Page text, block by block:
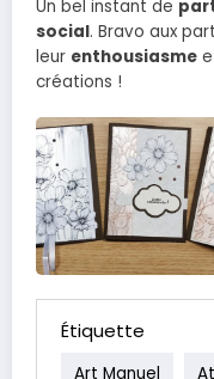
Un bel instant de
social. Bravo aux
leur enthousiasme
créations !
Étiquette
Art Manuel